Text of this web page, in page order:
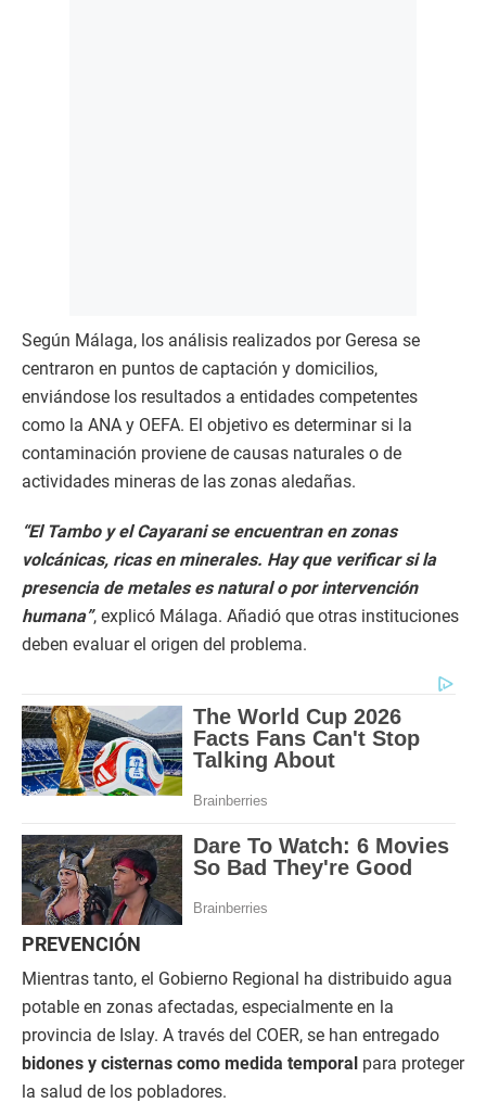
Según Málaga, los análisis realizados por Geresa se
centraron en puntos de captación y domicilios,
enviándose los resultados a entidades competentes
como la ANA y OEFA. El objetivo es determinar si la
contaminación proviene de causas naturales o de
actividades mineras de las zonas aledañas.
“El Tambo y el Cayarani se encuentran en zonas
volcánicas, ricas en minerales. Hay que verificar si la
presencia de metales es natural o por intervención
humana”, explicó Málaga. Añadió que otras instituciones
deben evaluar el origen del problema.
PREVENCIÓN
Mientras tanto, el Gobierno Regional ha distribuido agua
potable en zonas afectadas, especialmente en la
provincia de Islay. A través del COER, se han entregado
bidones y cisternas como medida temporal para proteger
la salud de los pobladores.